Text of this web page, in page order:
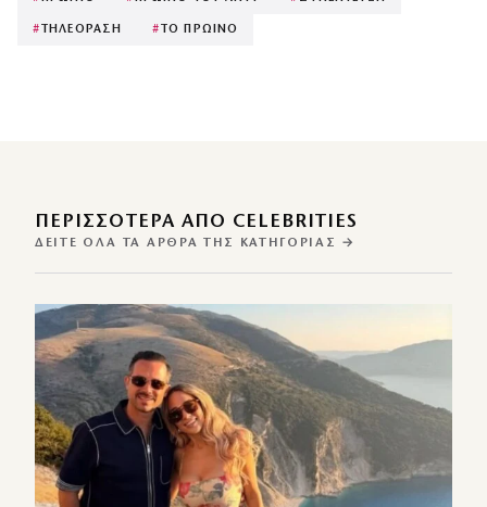
# ΤΗΛΕΟΡΑΣΗ # ΤΟ ΠΡΩΙΝΟ
ΠΕΡΙΣΣΌΤΕΡΑ ΑΠΌ CELEBRITIES
ΔΕΊΤΕ ΌΛΑ ΤΑ ΆΡΘΡΑ ΤΗΣ ΚΑΤΗΓΟΡΊΑΣ →